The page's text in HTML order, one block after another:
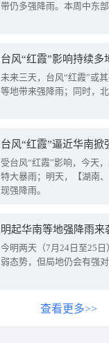
带仍多强降雨。本周中东
台风“红霞”影响持续
未来三天，台风“红霞”或
等地带来强降雨；同时，
台风“红霞”逼近华南
受台风“红霞”影响，今天
特大暴雨；明天，【湖南
现强降雨。
明起华南等地强降雨
今明两天（7月24日至25
弱态势，但局地仍会有强
查看更多>>